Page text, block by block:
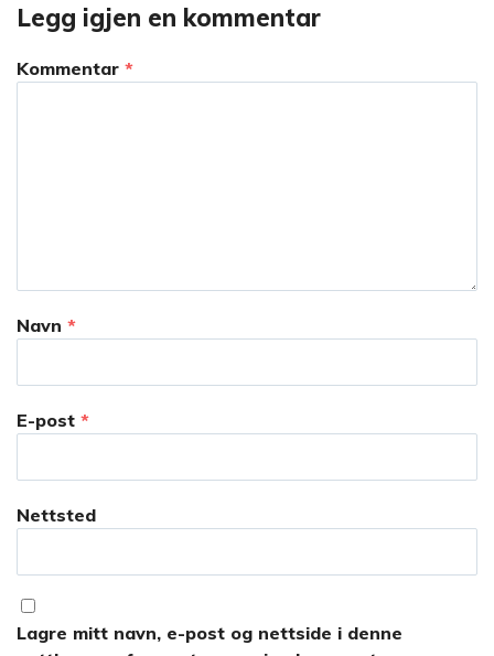
Legg igjen en kommentar
Kommentar *
Navn *
E-post *
Nettsted
Lagre mitt navn, e-post og nettside i denne